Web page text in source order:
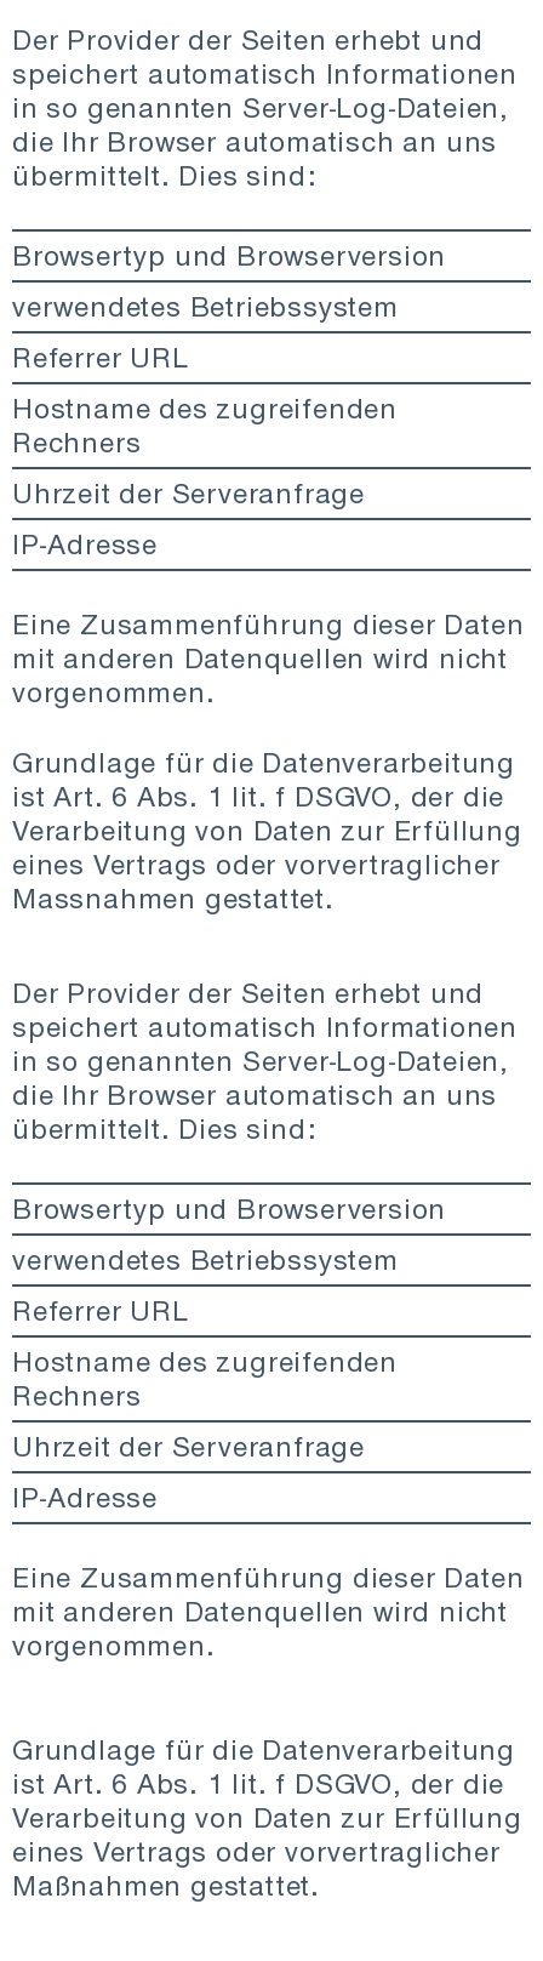
Der Provider der Seiten erhebt und
speichert automatisch Informationen
in so genannten Server-Log-Dateien,
die Ihr Browser automatisch an uns
übermittelt. Dies sind:
Browsertyp und Browserversion
verwendetes Betriebssystem
Referrer URL
Hostname des zugreifenden
Rechners
Uhrzeit der Serveranfrage
IP-Adresse
Eine Zusammenführung dieser Daten
mit anderen Datenquellen wird nicht
vorgenommen.
Grundlage für die Datenverarbeitung
ist Art. 6 Abs. 1 lit. f DSGVO, der die
Verarbeitung von Daten zur Erfüllung
eines Vertrags oder vorvertraglicher
Massnahmen gestattet.
Der Provider der Seiten erhebt und
speichert automatisch Informationen
in so genannten Server-Log-Dateien,
die Ihr Browser automatisch an uns
übermittelt. Dies sind:
Browsertyp und Browserversion
verwendetes Betriebssystem
Referrer URL
Hostname des zugreifenden
Rechners
Uhrzeit der Serveranfrage
IP-Adresse
Eine Zusammenführung dieser Daten
mit anderen Datenquellen wird nicht
vorgenommen.
Grundlage für die Datenverarbeitung
ist Art. 6 Abs. 1 lit. f DSGVO, der die
Verarbeitung von Daten zur Erfüllung
eines Vertrags oder vorvertraglicher
Maßnahmen gestattet.